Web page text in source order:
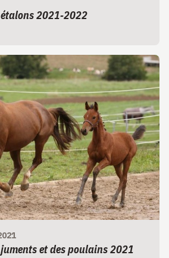
2021‑2022
et des poulains 2021